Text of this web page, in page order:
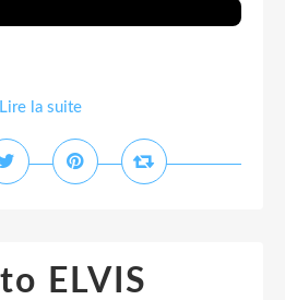
Lire la suite
ELVIS